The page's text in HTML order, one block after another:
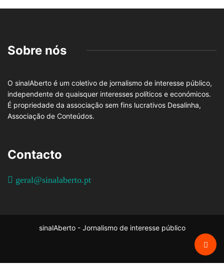
Sobre nós
O sinalAberto é um coletivo de jornalismo de interesse público,
independente de quaisquer interesses políticos e económicos.
É propriedade da associação sem fins lucrativos Desalinha,
Associação de Conteúdos.
Contacto
geral@sinalaberto.pt
sinalAberto - Jornalismo de interesse público